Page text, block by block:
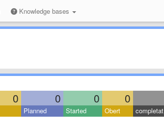
Knowledge bases
0 0 0 0
Planned Started Obert completat